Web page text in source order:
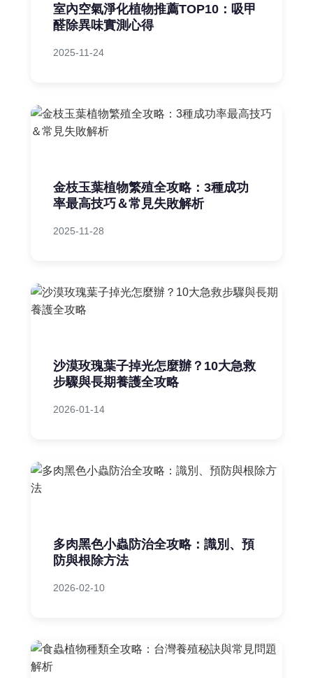
室內空氣淨化植物推薦TOP10：吸甲
醛除異味實測心得
2025-11-24
金枝玉葉植物繁殖全攻略：3種成功
率最高技巧＆常見失敗解析
2025-11-28
沙漠玫瑰葉子掉光怎麼辦？10大急救
步驟與長期養護全攻略
2026-01-14
多肉黑色小蟲防治全攻略：識別、預
防與根除方法
2026-02-10